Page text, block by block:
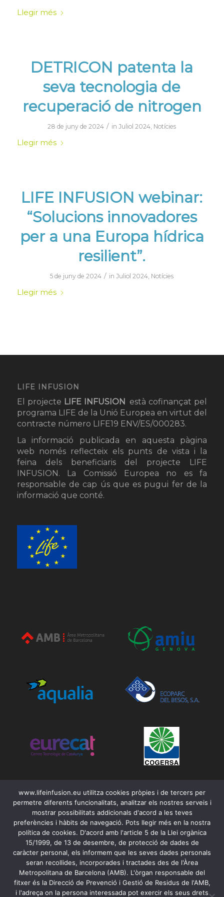
Llegir més
DETRICON patenta la
seva tecnologia de
recuperació de nitrogen
28 de juny de 2024 / inJuliol 2024, Notícies
Llegir més
LIFE INFUSION webinar:
“Solucions innovadores
per a una Europa hídrica
resilient”.
5 de juny de 2024 / inJuliol 2024, Notícies
Llegir més
LIFE INFUSION
El projecte LIFE INFUSION
està cofinançat pel
programa LIFE de la Unió Europea en virtut del
contracte número LIFE19 ENV/ES/000283.
La informació publicada en aquesta pàgina
web només reflecteix els punts de vista i la
feina dels beneficiaris del projecte LIFE
INFUSION. La Comissió Europea no es fa
responsable de cap ús que es pugui fer de la
informació que conté.
Contacte
Avís legal
www.lifeinfusion.eu utilitza cookies pròpies i de tercers per
permetre diferents funcionalitats, analitzar els nostres serveis i
mostrar possibilitats addicionals d'acord a les teves
preferències i hàbits de navegació. Pots llegir més en la nostra
política de cookies. D'acord amb l'article 5 de la Llei orgànica
15/1999, de 13 de desembre, de protecció de dades de
caràcter personal, els informem que les seves dades personals
seran recollides, incorporades i tractades des de l'Àrea
Metropolitana de Barcelona (AMB). L'òrgan responsable del
fitxer és la Direcció de Prevenció i Gestió de Residus de l'AMB,
i l'adreça on la persona interessada pot exercir els seus drets